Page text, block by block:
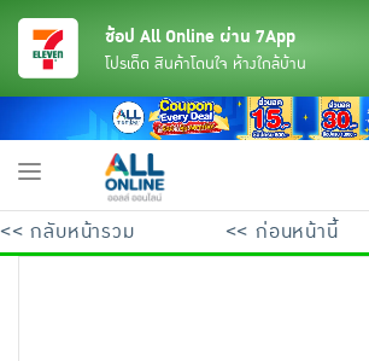
ช้อป All Online ผ่าน 7App
โปรเด็ด สินค้าโดนใจ ห้างใกล้บ้าน
Toggle
<< กลับหน้ารวม << ก่อนหน้านี้